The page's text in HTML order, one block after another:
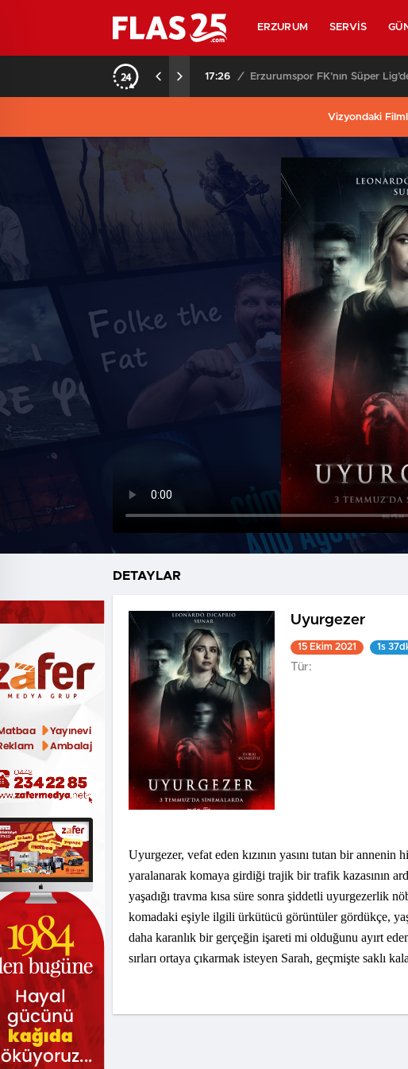
ERZURUM SERVIS
17:26 / Erzurumspor FK’nın Süper
Vizyondaki
DETAYLAR
Uyurgezer
15 Ekim 2021 1s
Tür:
Uyurgezer, vefat eden kızının yasını tutan bir
yaralanarak komaya girdiği trajik bir trafik kazasının
yaşadığı travma kısa süre sonra şiddetli uyurgezerlik
komadaki eşiyle ilgili ürkütücü görüntüler gördükçe,
daha karanlık bir gerçeğin işareti mi olduğunu ayırt
sırları ortaya çıkarmak isteyen Sarah, geçmişte saklı